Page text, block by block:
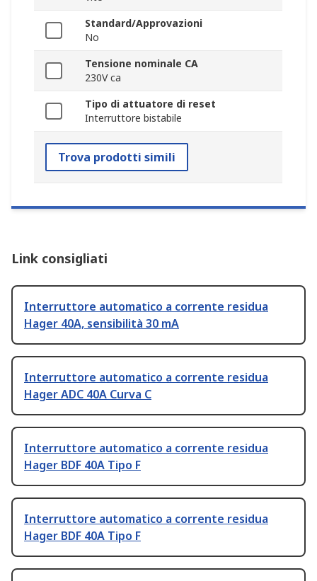
Standard/Approvazioni
No
Tensione nominale CA
230V ca
Tipo di attuatore di reset
Interruttore bistabile
Trova prodotti simili
Link consigliati
Interruttore automatico a corrente residua
Hager 40A, sensibilità 30 mA
Interruttore automatico a corrente residua
Hager ADC 40A Curva C
Interruttore automatico a corrente residua
Hager BDF 40A Tipo F
Interruttore automatico a corrente residua
Hager BDF 40A Tipo F